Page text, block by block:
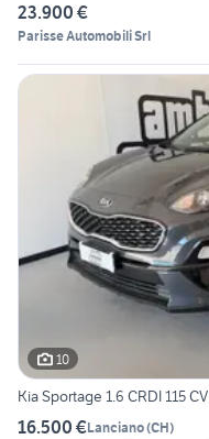
23.900 €
Parisse Automobili Srl
10
Kia Sportage 1.6 CRDI 115 CV
16.500 €Lanciano(CH)